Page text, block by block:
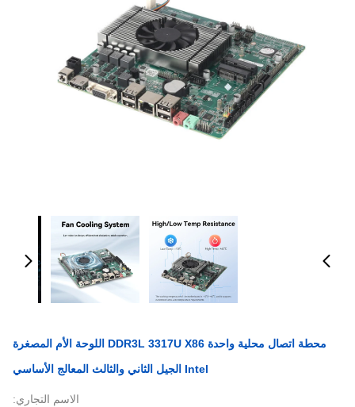
محطة اتصال محلية واحدة DDR3L 3317U X86 اللوحة الأم المصغرة
Intel الجيل الثاني والثالث المعالج الأساسي
الاسم التجاري: